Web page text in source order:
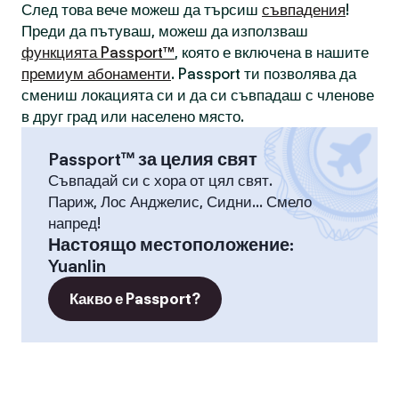
След това вече можеш да търсиш съвпадения!
Преди да пътуваш, можеш да използваш
функцията Passport™, която е включена в нашите
премиум абонаменти. Passport ти позволява да
смениш локацията си и да си съвпадаш с членове
в друг град или населено място.
Passport™ за целия свят
Съвпадай си с хора от цял свят.
Париж, Лос Анджелис, Сидни... Смело
напред!
Настоящо местоположение:
Yuanlin
Какво е Passport?